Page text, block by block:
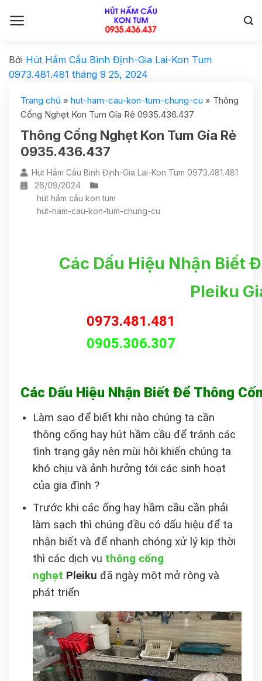
Bởi Hút Hầm Cầu Bình Định-Gia Lai-Kon Tum
0973.481.481 tháng 9 25, 2024
Trang chủ » hut-ham-cau-kon-tum-chung-cu » Thông
Cống Nghẹt Kon Tum Gía Rẻ 0935.436.437
Thông Cống Nghẹt Kon Tum Gía Rẻ
0935.436.437
Hút Hầm Cầu Bình Định-Gia Lai-Kon Tum 0973.481.481
26/09/2024
hút hầm cầu kon tum
hut-ham-cau-kon-tum-chung-cu
Các Dấu Hiệu Nhận Biết
Pleiku
0973.481.481
0905.306.307
Các Dấu Hiệu Nhận Biết Để Thông
Làm sao để biết khi nào chúng ta cần
thông cống hay hút hầm cầu để tránh các
tình trạng gây nên mùi hôi khiến chúng ta
khó chịu và ảnh hưởng tới các sinh hoạt
của gia đình ?
Trước khi các ống hay hầm cầu cần phải
làm sạch thì chúng đều có dấu hiệu để ta
nhận biết và để nhanh chóng xử lý kịp thời
thì các dịch vụ thông cống
nghẹt Pleiku đã ngày một mở rộng và
phát triển